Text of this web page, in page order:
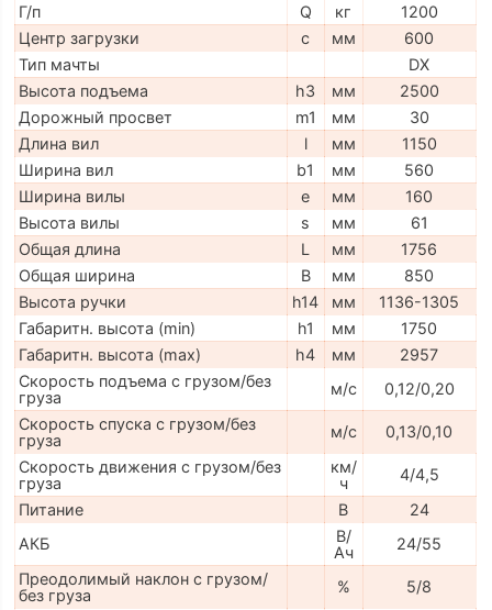
Г/п
Q кг
1200
Центр загрузки
c мм
600
Тип мачты
DX
Высота подъема
h3 мм
2500
Дорожный просвет
m1 мм
30
Длина вил
l мм
1150
Ширина вил
b1 мм
560
Ширина вилы
e мм
160
Высота вилы
s мм
61
Общая длина
L мм
1756
Общая ширина
B мм
850
Высота ручки
h14 мм
1136-1305
Габаритн. высота (min)
h1 мм
1750
Габаритн. высота (max)
h4 мм
2957
Скорость подъема с грузом/без
груза
м/с
0,12/0,20
Скорость спуска с грузом/без
груза
м/с
0,13/0,10
Скорость движения с грузом/без
груза
км/
ч
4/4,5
Питание
В
24
АКБ
В/
Ач
24/55
Преодолимый наклон с грузом/
без груза
%
5/8